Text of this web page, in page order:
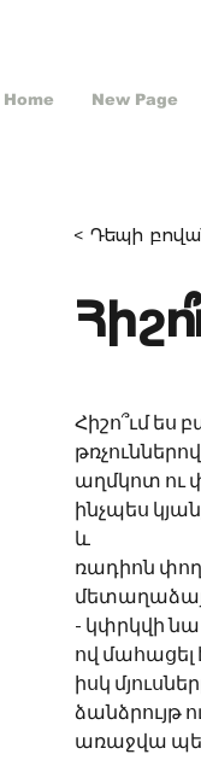
Home New Page
< Դեպի
Հիշո՞ւմ ես
թռչուններով
աղմկոտ ու
ինչպես
և
ռադիոն
- կփրկվի նա
ով մահացել
իսկ
ձանձրույթ
առաջվա